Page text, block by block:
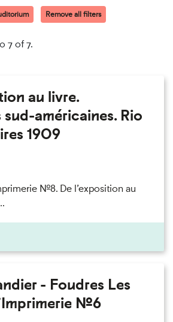
Remove all filters
7 of 7.
au livre.
américaines. Rio
1909
n°8. De l’exposition au
- Foudres Les
n°6